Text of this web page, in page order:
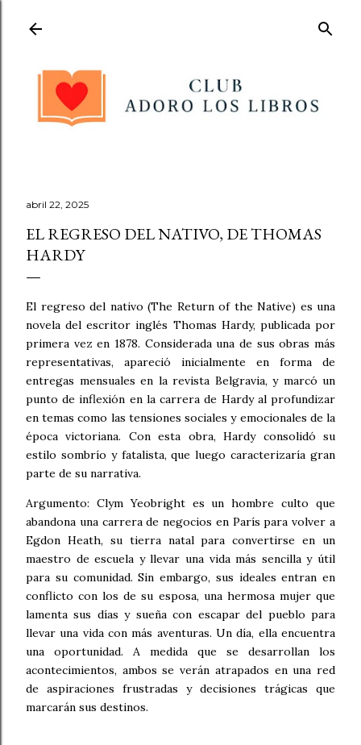
abril 22, 2025
EL REGRESO DEL NATIVO, DE THOMAS
HARDY
El regreso del nativo (The Return of the Native) es una
novela del escritor inglés Thomas Hardy, publicada por
primera vez en 1878. Considerada una de sus obras más
representativas, apareció inicialmente en forma de
entregas mensuales en la revista Belgravia, y marcó un
punto de inflexión en la carrera de Hardy al profundizar
en temas como las tensiones sociales y emocionales de la
época victoriana. Con esta obra, Hardy consolidó su
estilo sombrío y fatalista, que luego caracterizaría gran
parte de su narrativa.
Argumento: Clym Yeobright es un hombre culto que
abandona una carrera de negocios en París para volver a
Egdon Heath, su tierra natal para convertirse en un
maestro de escuela y llevar una vida más sencilla y útil
para su comunidad. Sin embargo, sus ideales entran en
conflicto con los de su esposa, una hermosa mujer que
lamenta sus días y sueña con escapar del pueblo para
llevar una vida con más aventuras. Un día, ella encuentra
una oportunidad. A medida que se desarrollan los
acontecimientos, ambos se verán atrapados en una red
de aspiraciones frustradas y decisiones trágicas que
marcarán sus destinos.